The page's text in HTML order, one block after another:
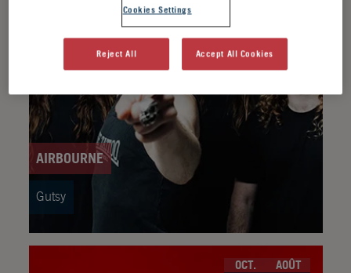
AIRBOURNE
Gutsy
OCT. AOÛT
Cookies Settings
Reject All Accept All Cookies